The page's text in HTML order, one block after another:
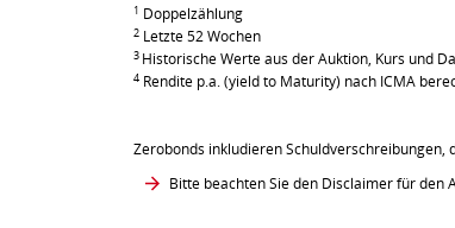
1 Doppelzählung
2 Letzte 52 Wochen
3 Historische Werte aus der Auktion, Kurs und
4 Rendite p.a. (yield to Maturity) nach ICMA
Zerobonds inkludieren
Bitte beachten Sie den Disclaimer für den